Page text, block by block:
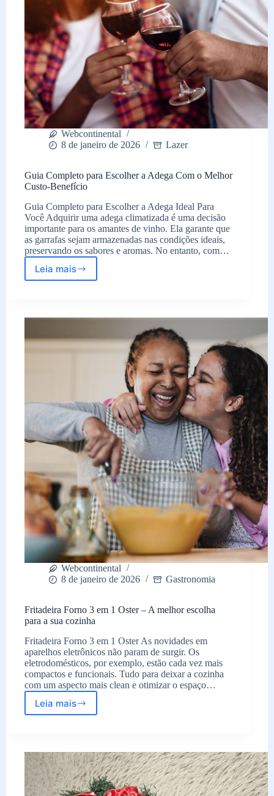
Webcontinental
8 de janeiro de 2026
Lazer
Guia Completo para Escolher a Adega Com o Melhor
Custo-Benefício
Guia Completo para Escolher a Adega Ideal Para
Você Adquirir uma adega climatizada é uma decisão
importante para os amantes de vinho. Ela garante que
as garrafas sejam armazenadas nas condições ideais,
preservando os sabores e aromas. No entanto, com…
Leia mais
Guia
a
Com
o
Webcontinental
8 de janeiro de 2026
Gastronomia
Fritadeira Forno 3 em 1 Oster – A melhor escolha
para a sua cozinha
Fritadeira Forno 3 em 1 Oster As novidades em
aparelhos eletrônicos não param de surgir. Os
eletrodomésticos, por exemplo, estão cada vez mais
compactos e funcionais. Tudo para deixar a cozinha
com um aspecto mais clean e otimizar o espaço…
Leia maisFritadeira
1
Oster
–
A